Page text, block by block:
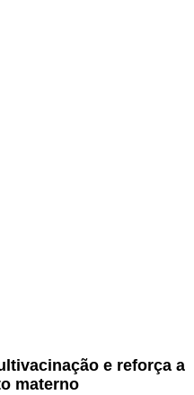
e reforça a
materno